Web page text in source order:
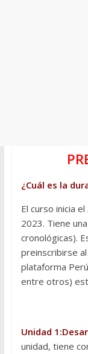
¿Cuál es la
El curso inicia
2023. Tiene
cronológicas).
preinscribirse
plataforma
entre otros)
Unidad 1:
unidad, tiene